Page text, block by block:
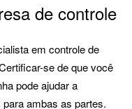
de controle
em controle de
se de que você
pode ajudar a
ambas as partes.